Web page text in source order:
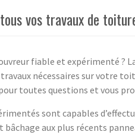
vos travaux de
fiable et expérimenté ?
nécessaires sur votre
toutes questions et vous
sont capables
aux plus récents